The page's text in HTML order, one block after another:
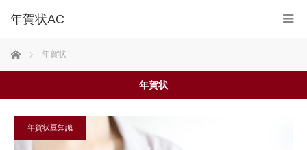
ホーム 年賀状
年賀状
年賀状豆知識